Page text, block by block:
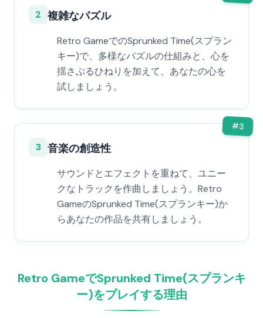
2 複雑なパズル
Retro GameでのSprunked Time(スプラン
キー)で、多様なパズルの仕組みと、心を
揺さぶるひねりを加えて、あなたの心を
試しましょう。
#3
3 音楽の創造性
サウンドとエフェクトを重ねて、ユニー
クなトラックを作曲しましょう。Retro
GameのSprunked Time(スプランキー)か
らあなたの作品を共有しましょう。
Retro GameでSprunked Time(スプランキ
ー)をプレイする理由